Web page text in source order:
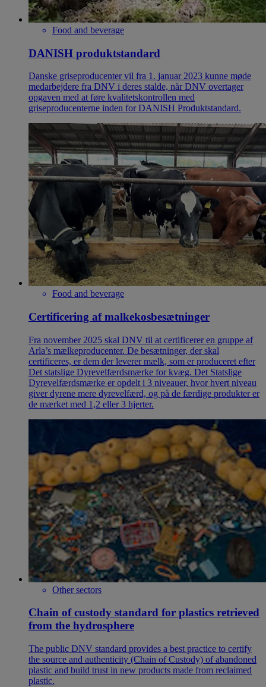
Food and beverage
DANISH produktstandard
Danske griseproducenter vil fra 1. januar 2023 kunne møde
medarbejdere fra DNV i deres stalde, når DNV overtager
opgaven med at føre kvalitetskontrollen med
griseproducenterne inden for DANISH Produktstandard.
Food and beverage
Certificering af malkekosbesætninger
Fra november 2025 skal DNV til at certificerer en gruppe af
Arla’s mælkeproducenter. De besætninger, der skal
certificeres, er dem der leverer mælk, som er produceret efter
Det statslige Dyrevelfærdsmærke for kvæg. Det Statslige
Dyrevelfærdsmærke er opdelt i 3 niveauer, hvor hvert niveau
giver dyrene mere dyrevelfærd, og på de færdige produkter er
de mærket med 1,2 eller 3 hjerter.
Other sectors
Chain of custody standard for plastics retrieved
from the hydrosphere
The public DNV standard provides a best practice to certify
the source and authenticity (Chain of Custody) of abandoned
plastic and build trust in new products made from reclaimed
plastic.